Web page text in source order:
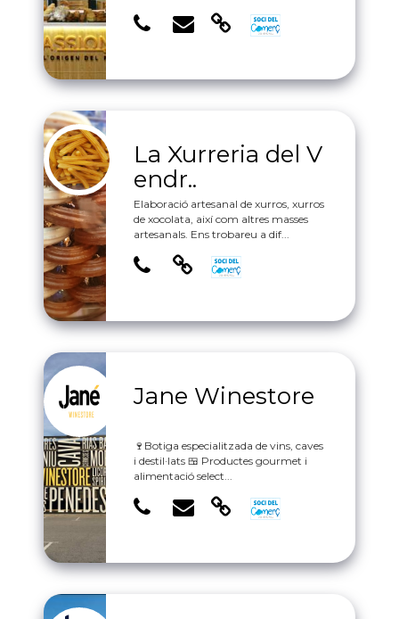
La Xurreria del V
endr..
Elaboració artesanal de xurros, xurros
de xocolata, així com altres masses
artesanals. Ens trobareu a dif...
Jane Winestore
🍷Botiga especialitzada de vins, caves
i destil·lats 🍱 Productes gourmet i
alimentació select...